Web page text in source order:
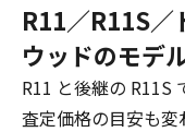
R11／R11S／
ウッドのモデ
R11 と後継の R11S
査定価格の目安も変